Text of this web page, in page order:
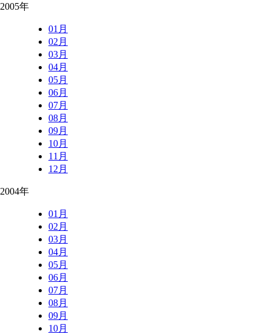
2005年
01月
02月
03月
04月
05月
06月
07月
08月
09月
10月
11月
12月
2004年
01月
02月
03月
04月
05月
06月
07月
08月
09月
10月